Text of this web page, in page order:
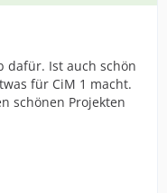
dafür. Ist auch schön
für CiM 1 macht.
schönen Projekten